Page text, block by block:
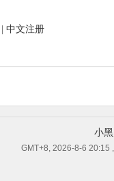
中文注册
小
GMT+8, 2026-8-6 20:15